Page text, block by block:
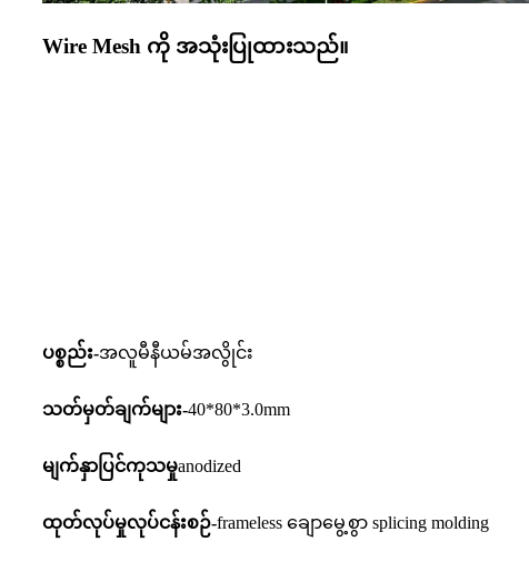
Wire Mesh ကို အသုံးပြုထားသည်။
ပစ္စည်း-အလူမီနီယမ်အလွိုင်း
သတ်မှတ်ချက်များ-40*80*3.0mm
မျက်နှာပြင်ကုသမှုanodized
ထုတ်လုပ်မှုလုပ်ငန်းစဉ်-frameless ချောမွေ့စွာ splicing molding